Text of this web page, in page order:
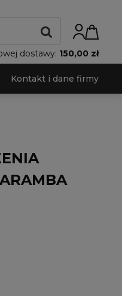
dostawy: 150,00 zł
Kontakt i dane firmy